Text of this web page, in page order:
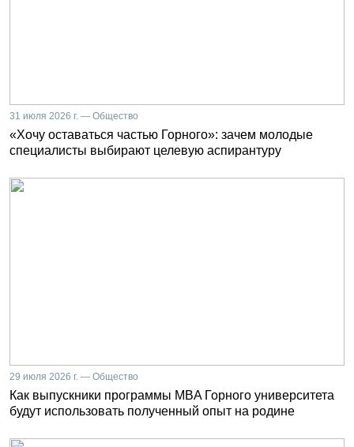
31 июля 2026 г. — Общество
«Хочу оставаться частью Горного»: зачем молодые
специалисты выбирают целевую аспирантуру
29 июля 2026 г. — Общество
Как выпускники программы MBA Горного университета
будут использовать полученный опыт на родине